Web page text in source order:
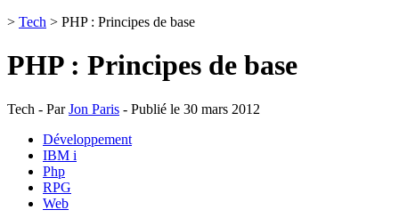
> Tech > PHP : Principes de base
PHP : Principes de base
Tech - ParJon Paris - Publié le 30 mars 2012
Développement
IBM i
Php
RPG
Web